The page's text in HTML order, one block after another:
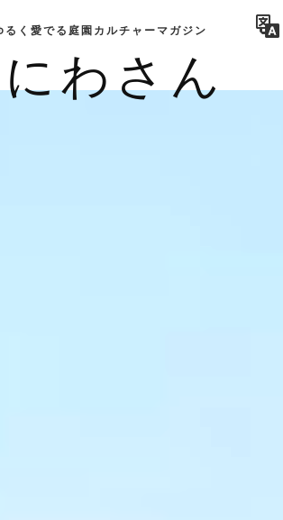
わさん
るく愛でる庭園カルチャーマガジン